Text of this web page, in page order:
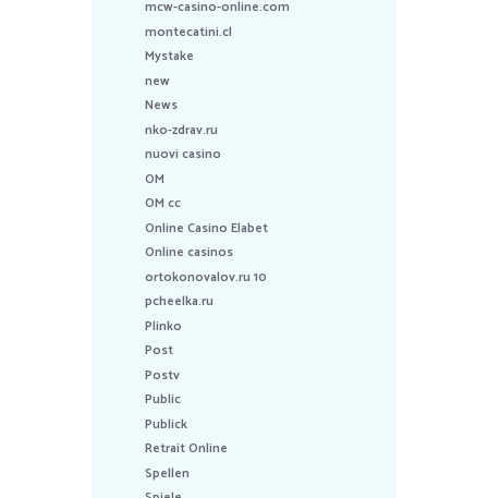
mcw-casino-online.com
montecatini.cl
Mystake
new
News
nko-zdrav.ru
nuovi casino
OM
OM cc
Online Casino Elabet
Online casinos
ortokonovalov.ru 10
pcheelka.ru
Plinko
Post
Postv
Public
Publick
Retrait Online
Spellen